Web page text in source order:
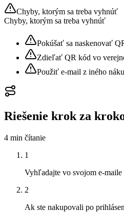
Chyby, ktorým sa treba vyhnúť
Chyby, ktorým sa treba vyhnúť
Pokúšať sa naskenovať
Zdieľať QR kód vo
Použiť e-mail z iného
Riešenie krok za
4 min čítanie
1
Vyhľadajte vo svojom e-maile
2
Ak ste nakupovali po